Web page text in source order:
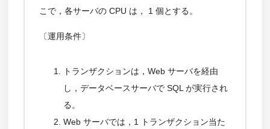
こで，各サーバの CPU は， 1 個とする。
〔運用条件〕
トランザクションは，Web サーバを経由
し，データベースサーバで SQL が実行され
る。
Web サーバでは，1 トランザクション当た